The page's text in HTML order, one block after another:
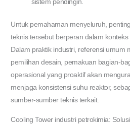
sistem pendingin.
Untuk pemahaman menyeluruh,
teknis tersebut berperan dalam
Dalam praktik industri, referensi umum
pemilihan desain, pemakuan bagian-
operasional yang proaktif akan
menjaga konsistensi suhu reaktor,
sumber-sumber teknis terkait.
Cooling Tower industri petrokimia: